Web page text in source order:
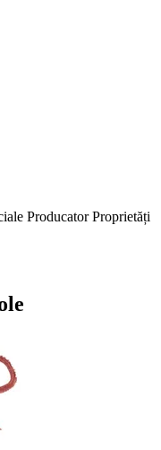
Producator Proprietăți